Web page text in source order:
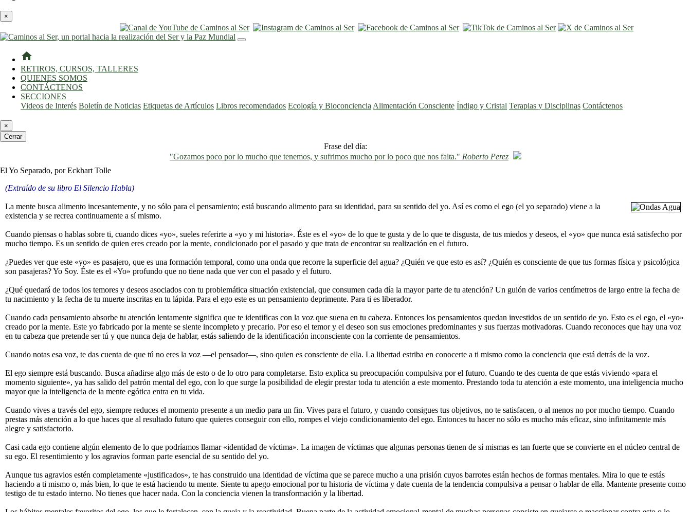
×
home
RETIROS, CURSOS, TALLERES
QUIENES SOMOS
CONTÁCTENOS
SECCIONES
Videos de Interés Boletín de Noticias Etiquetas de Artículos Libros recomendados Ecología y Bioconciencia Alimentación Consciente Índigo y Cristal Terapias y Disciplinas Contáctenos
×
Cerrar
Frase del día:
"Gozamos poco por lo mucho que tenemos, y sufrimos mucho por lo poco que nos falta." Roberto Perez
El Yo Separado, por Eckhart Tolle
(Extraído de su libro El Silencio Habla)
La mente busca alimento incesantemente, y no sólo para el pensamiento; está buscando alimento para su identidad, para su sentido del yo. Así es como el ego (el yo separado) viene a la
existencia y se recrea continuamente a sí mismo.
Cuando piensas o hablas sobre ti, cuando dices «yo», sueles referirte a «yo y mi historia». Éste es el «yo» de lo que te gusta y de lo que te disgusta, de tus miedos y deseos, el «yo» que nunca está satisfecho por
mucho tiempo. Es un sentido de quien eres creado por la mente, condicionado por el pasado y que trata de encontrar su realización en el futuro.
¿Puedes ver que este «yo» es pasajero, que es una formación temporal, como una onda que recorre la superficie del agua? ¿Quién ve que esto es así? ¿Quién es consciente de que tus formas física y psicológica
son pasajeras? Yo Soy. Éste es el «Yo» profundo que no tiene nada que ver con el pasado y el futuro.
¿Qué quedará de todos los temores y deseos asociados con tu problemática situación existencial, que consumen cada día la mayor parte de tu atención? Un guión de varios centímetros de largo entre la fecha de
tu nacimiento y la fecha de tu muerte inscritas en tu lápida. Para el ego este es un pensamiento deprimente. Para ti es liberador.
Cuando cada pensamiento absorbe tu atención lentamente significa que te identificas con la voz que suena en tu cabeza. Entonces los pensamientos quedan investidos de un sentido de yo. Esto es el ego, el «yo»
creado por la mente. Este yo fabricado por la mente se siente incompleto y precario. Por eso el temor y el deseo son sus emociones predominantes y sus fuerzas motivadoras. Cuando reconoces que hay una voz
en tu cabeza que pretende ser tú y que nunca deja de hablar, estás saliendo de la identificación inconsciente con la corriente de pensamientos.
Cuando notas esa voz, te das cuenta de que tú no eres la voz —el pensador—, sino quien es consciente de ella. La libertad estriba en conocerte a ti mismo como la conciencia que está detrás de la voz.
El ego siempre está buscando. Busca añadirse algo más de esto o de lo otro para completarse. Esto explica su preocupación compulsiva por el futuro. Cuando te des cuenta de que estás viviendo «para el
momento siguiente», ya has salido del patrón mental del ego, con lo que surge la posibilidad de elegir prestar toda tu atención a este momento. Prestando toda tu atención a este momento, una inteligencia mucho
mayor que la inteligencia de la mente egótica entra en tu vida.
Cuando vives a través del ego, siempre reduces el momento presente a un medio para un fin. Vives para el futuro, y cuando consigues tus objetivos, no te satisfacen, o al menos no por mucho tiempo. Cuando
prestas más atención a lo que haces que al resultado futuro que quieres conseguir con ello, rompes el viejo condicionamiento del ego. Entonces tu hacer no sólo es mucho más eficaz, sino infinitamente más
alegre y satisfactorio.
Casi cada ego contiene algún elemento de lo que podríamos llamar «identidad de víctima». La imagen de víctimas que algunas personas tienen de sí mismas es tan fuerte que se convierte en el núcleo central de
su ego. El resentimiento y los agravios forman parte esencial de su sentido del yo.
Aunque tus agravios estén completamente «justificados», te has construido una identidad de víctima que se parece mucho a una prisión cuyos barrotes están hechos de formas mentales. Mira lo que te estás
haciendo a ti mismo o, más bien, lo que te está haciendo tu mente. Siente tu apego emocional por tu historia de víctima y date cuenta de la tendencia compulsiva a pensar o hablar de ella. Mantente presente como
testigo de tu estado interno. No tienes que hacer nada. Con la conciencia vienen la transformación y la libertad.